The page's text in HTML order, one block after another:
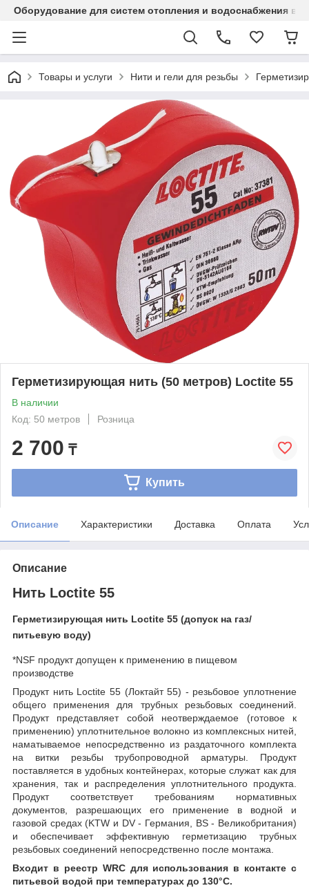
Оборудование для систем отопления и водоснабжения в
Товары и услуги Нити и гели для резьбы
Герметизирующая нить (50 метров) Loctite 55
В наличии
Код: 50 метров
Розница
2 700 ₸
Купить
Описание Характеристики Доставка Оплата
Описание
Нить Loctite 55
Герметизирующая нить Loctite 55 (допуск на газ/
питьевую воду)
*NSF продукт допущен к применению в пищевом
производстве
Продукт нить Loctite 55 (Локтайт 55) - резьбовое уплотнение
общего применения для трубных резьбовых соединений.
Продукт представляет собой неотверждаемое (готовое к
применению) уплотнительное волокно из комплексных нитей,
наматываемое непосредственно из раздаточного комплекта
на витки резьбы трубопроводной арматуры. Продукт
поставляется в удобных контейнерах, которые служат как для
хранения, так и распределения уплотнительного продукта.
Продукт соответствует требованиям нормативных
документов, разрешающих его применение в водной и
газовой средах (KTW и DV - Германия, BS - Великобритания)
и обеспечивает эффективную герметизацию трубных
резьбовых соединений непосредственно после монтажа.
Входит в реестр WRC для использования в контакте с
питьевой водой при температурах до 130°С.